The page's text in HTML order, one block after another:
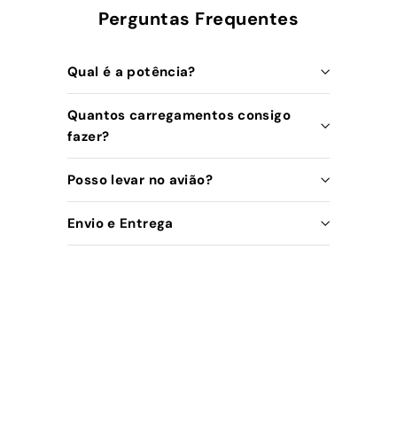
Perguntas Frequentes
Qual é a potência?
Quantos carregamentos consigo
fazer?
Posso levar no avião?
Envio e Entrega